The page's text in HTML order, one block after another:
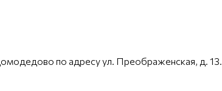
по адресу ул. Преображенская, д. 13.